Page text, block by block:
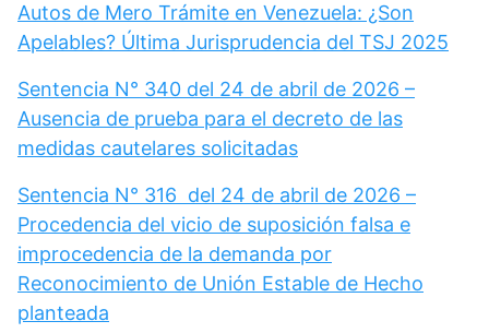
Autos de Mero Trámite en Venezuela: ¿Son
Apelables? Última Jurisprudencia del TSJ 2025
Sentencia N° 340 del 24 de abril de 2026 –
Ausencia de prueba para el decreto de las
medidas cautelares solicitadas
Sentencia N° 316 del 24 de abril de 2026 –
Procedencia del vicio de suposición falsa e
improcedencia de la demanda por
Reconocimiento de Unión Estable de Hecho
planteada